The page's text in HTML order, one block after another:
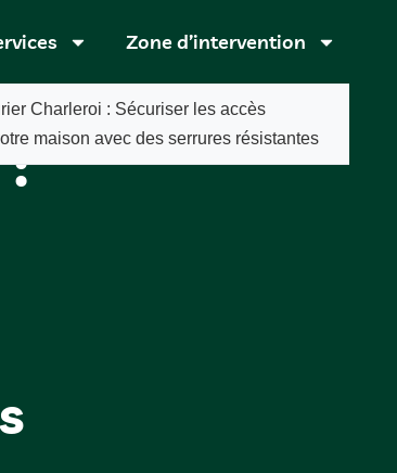
:
Zone d’intervention
Charleroi : Sécuriser les accès
maison avec des serrures résistantes